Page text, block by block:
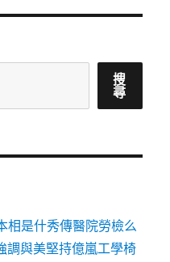
搜
尋
相是什秀傳醫院勞檢么
調與美堅持億嵐工學椅